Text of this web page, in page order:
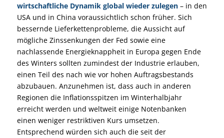
wirtschaftliche Dynamik global wieder zulegen – in den
USA und in China voraussichtlich schon früher. Sich
bessernde Lieferkettenprobleme, die Aussicht auf
mögliche Zinssenkungen der Fed sowie eine
nachlassende Energieknappheit in Europa gegen Ende
des Winters sollten zumindest der Industrie erlauben,
einen Teil des nach wie vor hohen Auftragsbestands
abzubauen. Anzunehmen ist, dass auch in anderen
Regionen die Inflationsspitzen im Winterhalbjahr
erreicht werden und weltweit einige Notenbanken
einen weniger restriktiven Kurs umsetzen.
Entsprechend würden sich auch die seit der